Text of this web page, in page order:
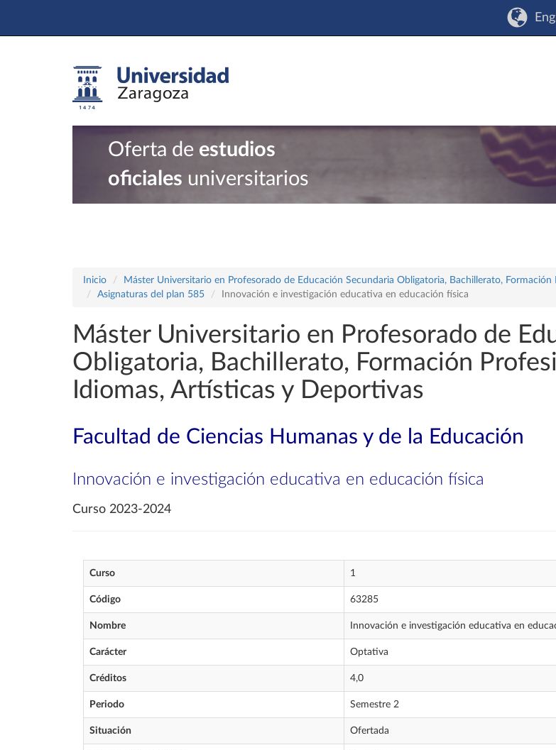
Oferta de estudios
oficiales universitarios
Inicio
Máster Universitario en Profesorado de Educación Secundaria Obligatoria, Bachillerato,
Asignaturas del plan 585
Innovación e investigación educativa en educación física
Máster Universitario en Profesorado de
Obligatoria, Bachillerato, Formación
Idiomas, Artísticas y Deportivas
Facultad de Ciencias Humanas y de la Educación
Innovación e investigación educativa en educación física
Curso 2023-2024
Curso 1
Código 63285
Nombre Innovación e investigación educativa en
Carácter Optativa
Créditos 4,0
Periodo Semestre 2
Situación Ofertada